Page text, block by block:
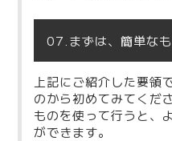
07.まずは、簡単な
上記にご紹介した要領
のから初めてみてくだ
ものを使って行うと、
ができます。